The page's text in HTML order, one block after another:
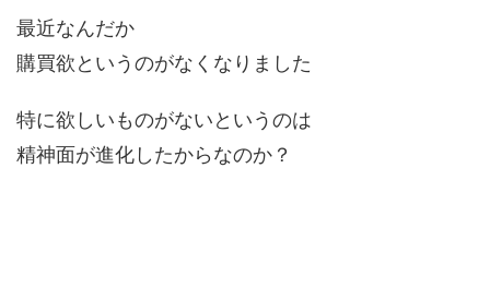
最近なんだか
購買欲というのがなくなりました
特に欲しいものがないというのは
精神面が進化したからなのか？